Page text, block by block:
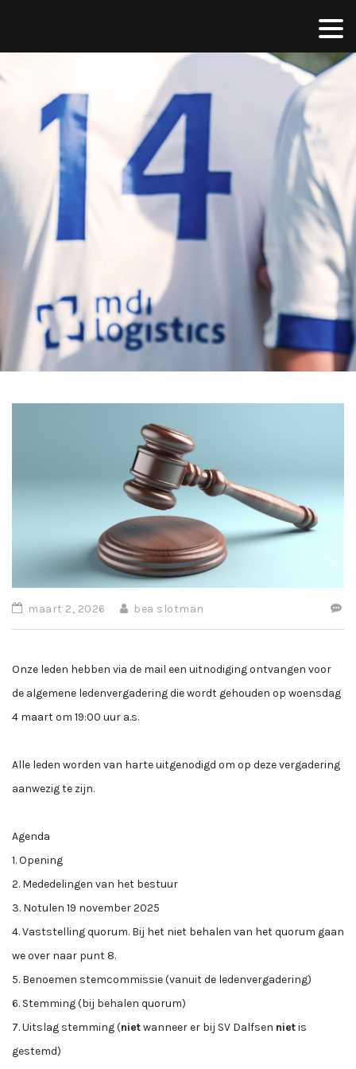
maart 2, 2026 bea slotman
Onze leden hebben via de mail een uitnodiging ontvangen voor
de algemene ledenvergadering die wordt gehouden op woensdag
4 maart om 19:00 uur a.s.
Alle leden worden van harte uitgenodigd om op deze vergadering
aanwezig te zijn.
Agenda
1. Opening
2. Mededelingen van het bestuur
3. Notulen 19 november 2025
4. Vaststelling quorum. Bij het niet behalen van het quorum gaan
we over naar punt 8.
5. Benoemen stemcommissie (vanuit de ledenvergadering)
6. Stemming (bij behalen quorum)
7. Uitslag stemming (nietwanneer er bij SV Dalfsen nietis
gestemd)